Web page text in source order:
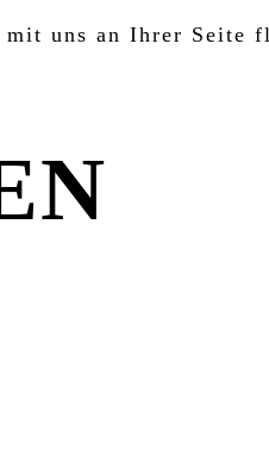
uns an Ihrer Seite